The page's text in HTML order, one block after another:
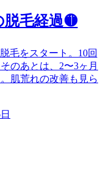
脱毛経過🟡
毛をスタート。10回
のあとは、2〜3ヶ月
肌荒れの改善も見ら